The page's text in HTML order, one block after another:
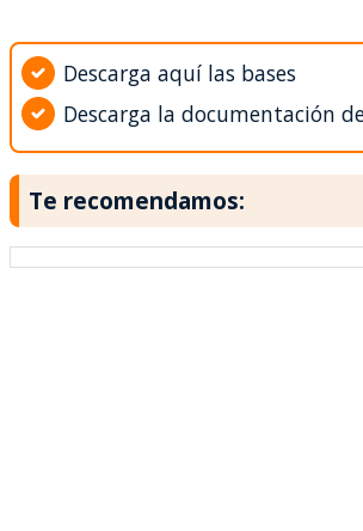
Descarga aquí las bases
Descarga la documentación
Te recomendamos: